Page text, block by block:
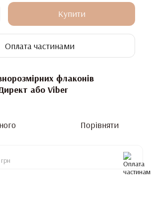
Купити
Оплата частинами
флаконів
або Viber
Порівняти